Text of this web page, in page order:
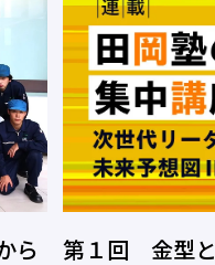
の関わりが私の「生